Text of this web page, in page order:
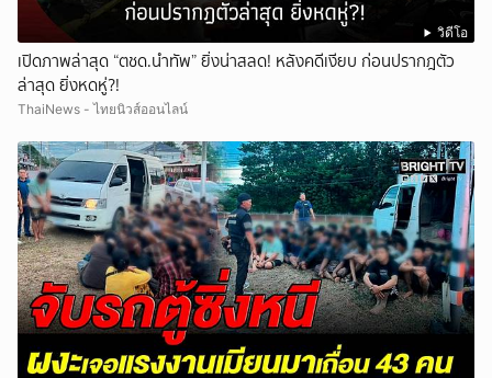
วิดีโอ
เปิดภาพล่าสุด “ตชด.นำทัพ” ยิ่งน่าสลด! หลังคดีเงียบ ก่อนปรากฎตัว
ล่าสุด ยิ่งหดหู่?!
ThaiNews - ไทยนิวส์ออนไลน์